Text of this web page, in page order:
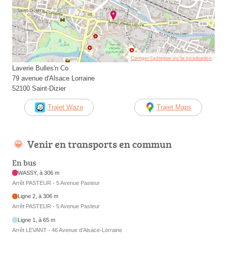
Corriger l’adresse ou la localisation
Laverie Bulles'n Co
79 avenue d'Alsace Lorraine
52100 Saint-Dizier
Trajet Waze Trajet Maps
Venir en transports en commun
En bus
WASSY, à 306 m
Arrêt PASTEUR - 5 Avenue Pasteur
Ligne 2, à 306 m
Arrêt PASTEUR - 5 Avenue Pasteur
Ligne 1, à 65 m
Arrêt LEVANT - 46 Avenue d'Alsace-Lorraine